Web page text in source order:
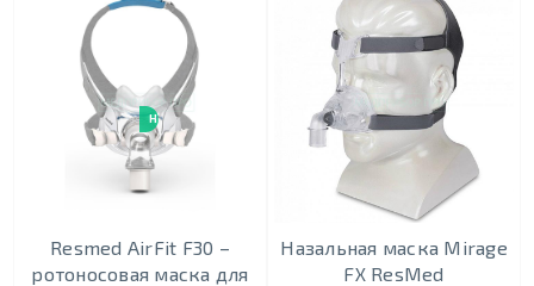
НОВИНКА
Resmed AirFit F30 –
ротоносовая маска для
Назальная маска Mirage
FX ResMed